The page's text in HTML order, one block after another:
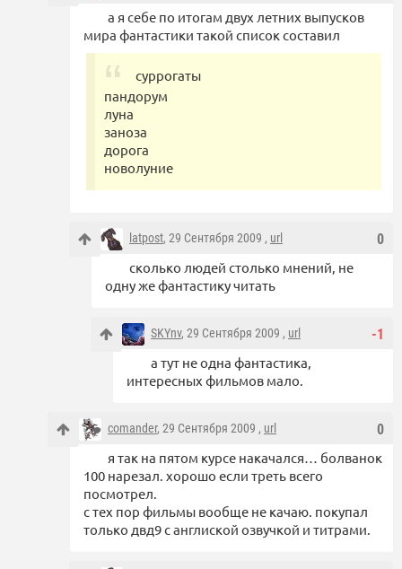
а я себе по итогам двух летних выпусков
мира фантастики такой список составил
суррогаты
пандорум
луна
заноза
дорога
новолуние
0
latpost, 29 Сентября 2009 , url
сколько людей столько мнений, не
одну же фантастику читать
-1
SKYnv, 29 Сентября 2009 , url
а тут не одна фантастика,
интересных фильмов мало.
0
comander, 29 Сентября 2009 , url
я так на пятом курсе накачался… болванок
100 нарезал. хорошо если треть всего
посмотрел.
с тех пор фильмы вообще не качаю. покупал
только двд9 с англиской озвучкой и титрами.